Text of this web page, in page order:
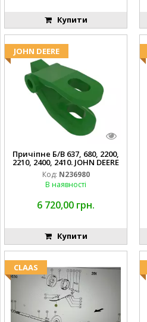
Купити
JOHN DEERE
Причіпне Б/В 637, 680, 2200,
2210, 2400, 2410. JOHN DEERE
Код: N236980
В наявності
6 720,00 грн.
Купити
CLAAS